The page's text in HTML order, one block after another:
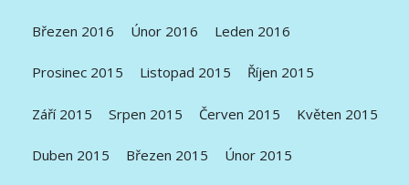
Březen 2016 Únor 2016 Leden 2016
Prosinec 2015 Listopad 2015 Říjen 2015
Září 2015 Srpen 2015 Červen 2015 Květen 2015
Duben 2015 Březen 2015 Únor 2015